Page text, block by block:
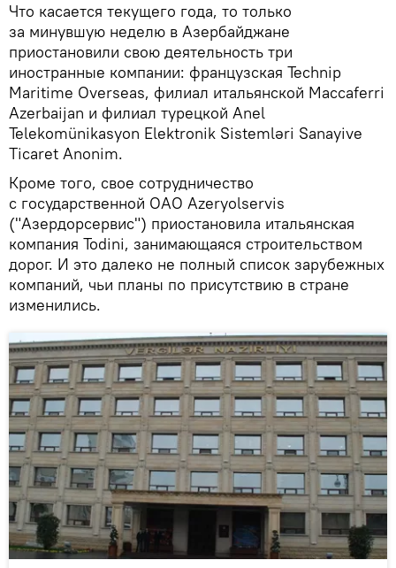
Что касается текущего года, то только
за минувшую неделю в Азербайджане
приостановили свою деятельность три
иностранные компании: французская Technip
Maritime Overseas, филиал итальянской Maccaferri
Azerbaijan и филиал турецкой Anel
Telekomünikasyon Elektronik Sistemləri Sanayive
Ticaret Anonim.
Кроме того, свое сотрудничество
с государственной ОАО Azeryolservis
("Азердорсервис") приостановила итальянская
компания Todini, занимающаяся строительством
дорог. И это далеко не полный список зарубежных
компаний, чьи планы по присутствию в стране
изменились.